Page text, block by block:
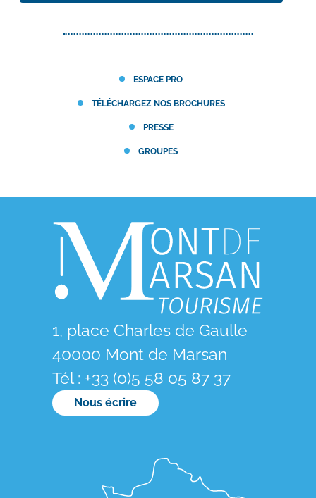
ESPACE PRO
TÉLÉCHARGEZ NOS BROCHURES
PRESSE
GROUPES
1, place Charles de Gaulle
40000 Mont de Marsan
Tél : +33 (0)5 58 05 87 37
Nous écrire